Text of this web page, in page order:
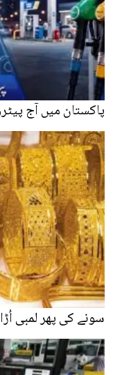
پاکستان میں آج
سونے کی پھر لمبی